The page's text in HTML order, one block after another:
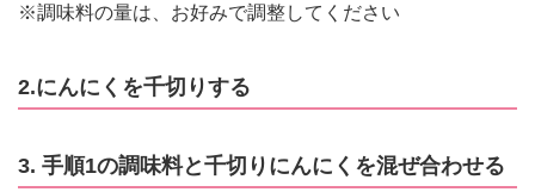
※調味料の量は、お好みで調整してください
2.にんにくを千切りする
3. 手順1の調味料と千切りにんにくを混ぜ合わせる